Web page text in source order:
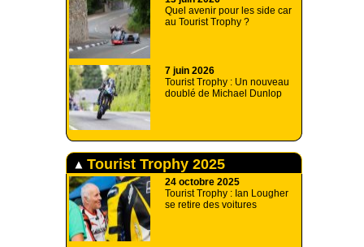
Quel avenir pour les side car
au Tourist Trophy ?
7 juin 2026
Tourist Trophy : Un nouveau
doublé de Michael Dunlop
Tourist Trophy 2025
24 octobre 2025
Tourist Trophy : Ian Lougher
se retire des voitures